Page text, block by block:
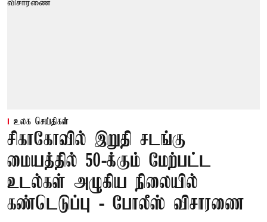
உலக செய்திகள்
சிகாகோவில் இறுதி சடங்கு
மையத்தில் 50-க்கும் மேற்பட்ட
உடல்கள் அழுகிய நிலையில்
கண்டெடுப்பு - போலீஸ் விசாரணை